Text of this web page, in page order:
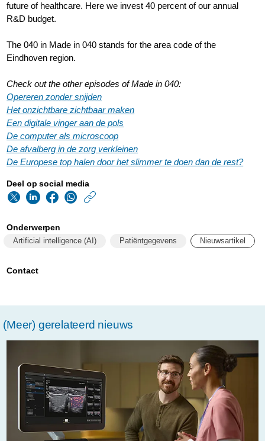
future of healthcare. Here we invest 40 percent of our annual
R&D budget.
The 040 in Made in 040 stands for the area code of the
Eindhoven region.
Check out the other episodes of Made in 040:
Opereren zonder snijden
Het onzichtbare zichtbaar maken
Een digitale vinger aan de pols
De computer als microscoop
De afvalberg in de zorg verkleinen
De Europese top halen door het slimmer te doen dan de rest?
Deel op social media
made-
vrij-
houden-
vooroordelen.html
Onderwerpen
Artificial intelligence (AI) Patiëntgegevens Nieuwsartikel
Contact
(Meer) gerelateerd nieuws